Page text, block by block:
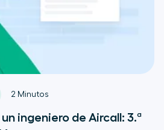
2 Minutos
ingeniero de Aircall: 3.ª